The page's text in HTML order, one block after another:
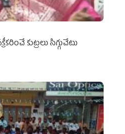
కుట్రలు సిగ్గుచేటు